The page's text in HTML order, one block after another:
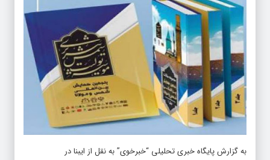
به گزارش پایگاه خبری تحلیلی “خبرخوی” به نقل از ایبنا در
آذربایجان‌غربی، کتاب مجموعه مقالات پنجمین همایش بین‌المللی